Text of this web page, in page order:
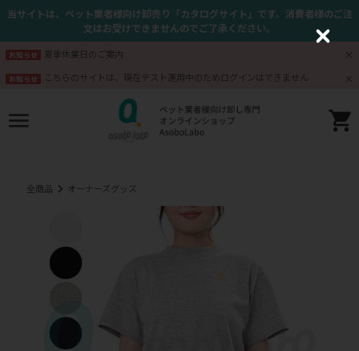
当サイトは、ペット業者様向け卸売り「カタログサイト」です。消費者様のご注
文はお受けできませんのでご了承ください。
お知らせ 夏季休業日のご案内
お知らせ こちらのサイトは、現在テスト運用中のためログインはできません
全商品 オーナーズグッズ
C